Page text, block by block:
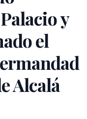
y
el
Alcalá